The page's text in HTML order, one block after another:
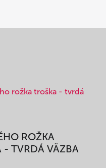
ROŽKA
- TVRDÁ VÄZBA